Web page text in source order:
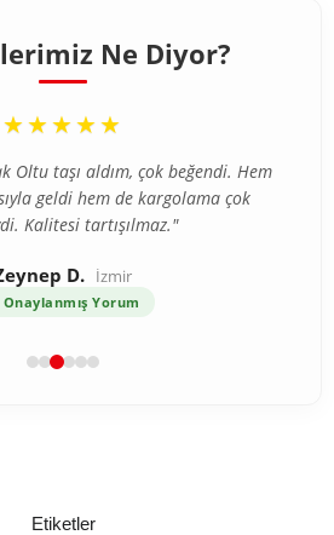
Ne Diyor?
“
★★★★★
Oltu taşı aldım, çok beğendi. Hem
geldi hem de kargolama çok
Kalitesi tartışılmaz."
D. İzmir
Onaylanmış Yorum
Etiketler